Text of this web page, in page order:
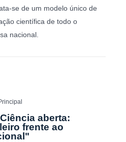
se de um modelo único de
científica de todo o
nacional.
aberta:
frente ao